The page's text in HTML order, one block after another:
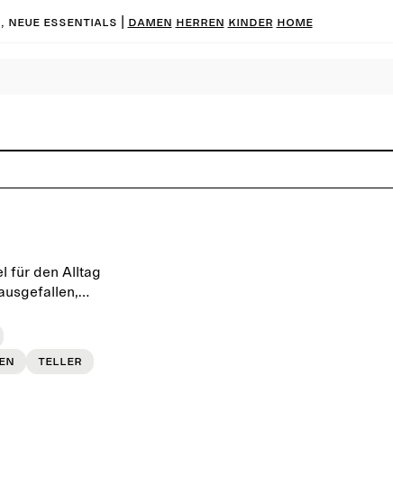
neue Essentials | DAMEN HERREN KINDER HOME
für den Alltag
Teller